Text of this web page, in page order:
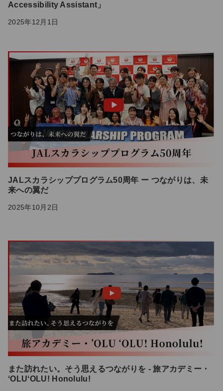
Accessibility Assistant」
2025年12月1日
JALスカラシッププログラム50周年 ー つながりは、未
来への翼だ
2025年10月2日
また訪れたい。そう思えるつながりを - 旅アカデミー・
ʻOLUʻOLU! Honolulu!